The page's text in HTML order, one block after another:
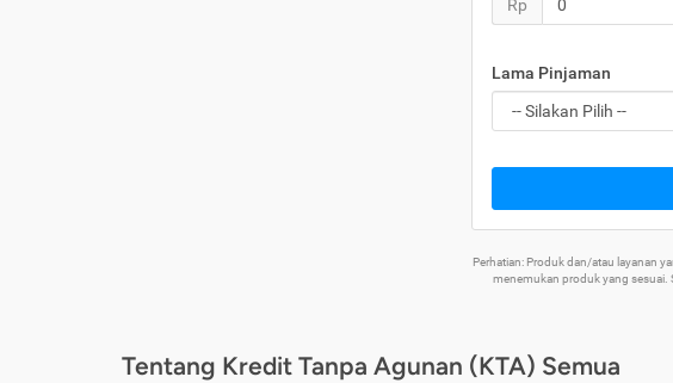
Rp
Lama Pinjaman
Perhatian: Produk dan/atau layanan
menemukan produk yang sesuai.
Tentang Kredit Tanpa Agunan (KTA) Semua